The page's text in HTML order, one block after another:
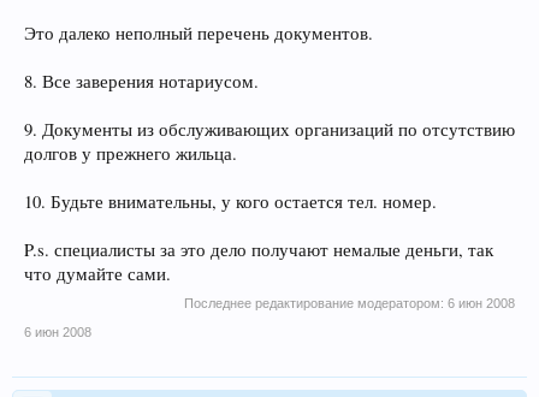
Это далеко неполный перечень документов.
8. Все заверения нотариусом.
9. Документы из обслуживающих организаций по отсутствию
долгов у прежнего жильца.
10. Будьте внимательны, у кого остается тел. номер.
P.s. специалисты за это дело получают немалые деньги, так
что думайте сами.
Последнее редактирование модератором: 6 июн 2008
6 июн 2008